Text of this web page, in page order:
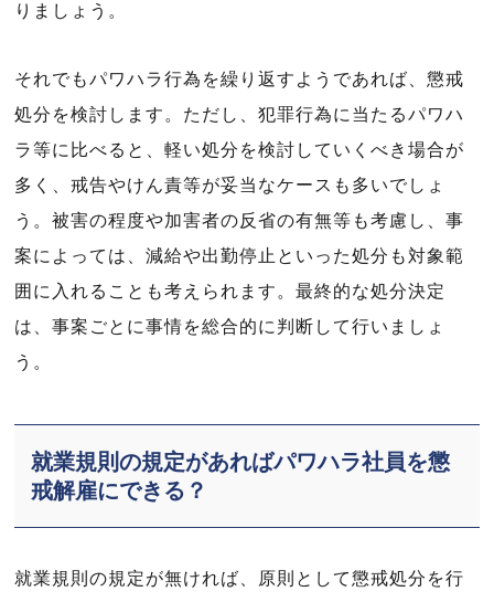
りましょう。
それでもパワハラ行為を繰り返すようであれば、懲戒
処分を検討します。ただし、犯罪行為に当たるパワハ
ラ等に比べると、軽い処分を検討していくべき場合が
多く、戒告やけん責等が妥当なケースも多いでしょ
う。被害の程度や加害者の反省の有無等も考慮し、事
案によっては、減給や出勤停止といった処分も対象範
囲に入れることも考えられます。最終的な処分決定
は、事案ごとに事情を総合的に判断して行いましょ
う。
就業規則の規定があればパワハラ社員を懲
戒解雇にできる？
就業規則の規定が無ければ、原則として懲戒処分を行